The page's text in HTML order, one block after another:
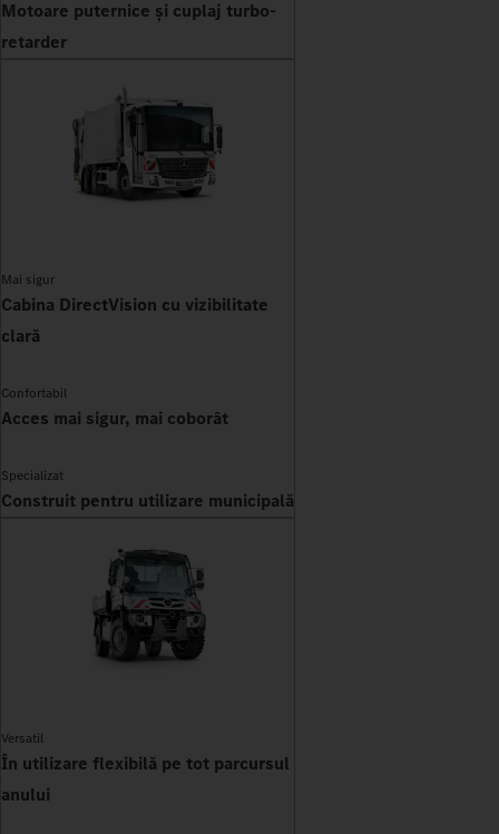
Motoare puternice și cuplaj turbo-
retarder
Mai sigur
Cabina DirectVision cu vizibilitate
clară
Confortabil
Acces mai sigur, mai coborât
Specializat
Construit pentru utilizare municipală
Versatil
În utilizare flexibilă pe tot parcursul
anului